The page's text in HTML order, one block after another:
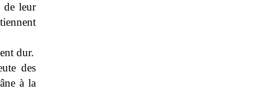
de leur
dur.
des
à la